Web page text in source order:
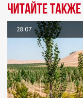
Читайте также
28.07